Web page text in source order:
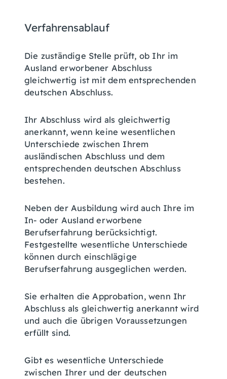
Verfahrensablauf
Die zuständige Stelle prüft, ob Ihr im
Ausland erworbener Abschluss
gleichwertig ist mit dem entsprechenden
deutschen Abschluss.
Ihr Abschluss wird als gleichwertig
anerkannt, wenn keine wesentlichen
Unterschiede zwischen Ihrem
ausländischen Abschluss und dem
entsprechenden deutschen Abschluss
bestehen.
Neben der Ausbildung wird auch Ihre im
In- oder Ausland erworbene
Berufserfahrung berücksichtigt.
Festgestellte wesentliche Unterschiede
können durch einschlägige
Berufserfahrung ausgeglichen werden.
Sie erhalten die Approbation, wenn Ihr
Abschluss als gleichwertig anerkannt wird
und auch die übrigen Voraussetzungen
erfüllt sind.
Gibt es wesentliche Unterschiede
zwischen Ihrer und der deutschen